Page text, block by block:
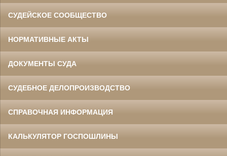
СУДЕЙСКОЕ СООБЩЕСТВО
НОРМАТИВНЫЕ АКТЫ
ДОКУМЕНТЫ СУДА
СУДЕБНОЕ ДЕЛОПРОИЗВОДСТВО
СПРАВОЧНАЯ ИНФОРМАЦИЯ
КАЛЬКУЛЯТОР ГОСПОШЛИНЫ